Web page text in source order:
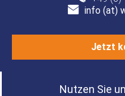
info (at)
Jetzt
Nutzen Sie